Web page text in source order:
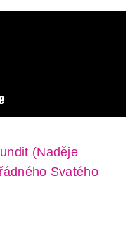
(Naděje
Svatého